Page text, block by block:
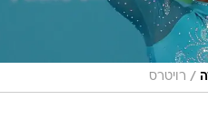
/ רויטרס